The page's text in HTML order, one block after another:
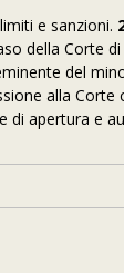
e sanzioni.
della Corte
del
alla Corte
di apertura e